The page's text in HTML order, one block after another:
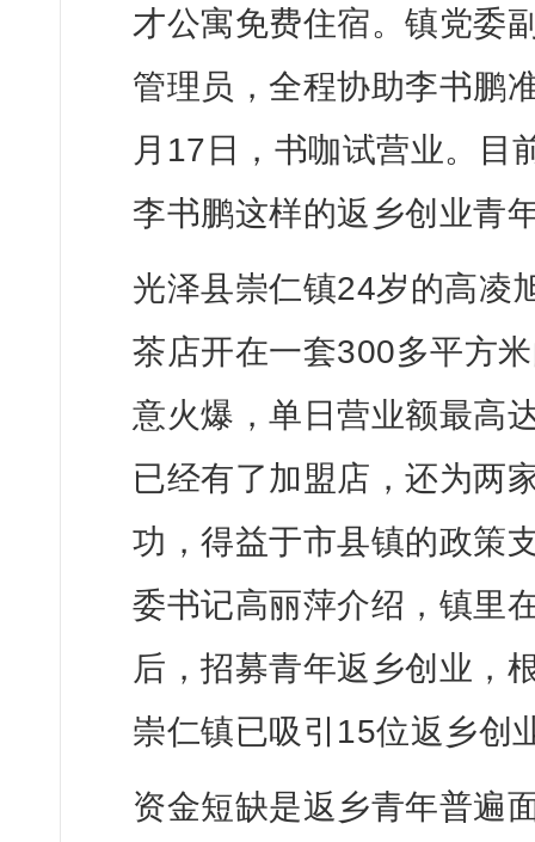
才公寓免费住宿。镇党委
管理员，全程协助李书鹏
月17日，书咖试营业。目
李书鹏这样的返乡创业青
光泽县崇仁镇24岁的高凌
茶店开在一套300多平方
意火爆，单日营业额最高
已经有了加盟店，还为两
功，得益于市县镇的政策
委书记高丽萍介绍，镇里
后，招募青年返乡创业，
崇仁镇已吸引15位返乡创
资金短缺是返乡青年普遍